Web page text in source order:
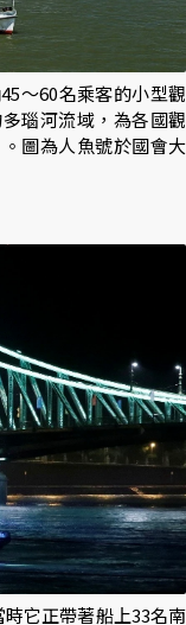
～60名乘客的小型觀
瑙河流域，為各國觀
圖為人魚號於國會大
它正帶著船上33名南